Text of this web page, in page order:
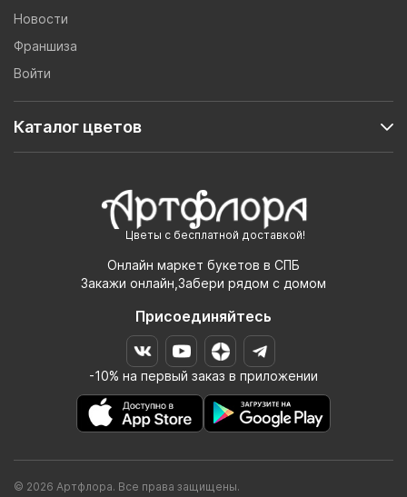
Цветы с бесплатной доставкой!
Онлайн маркет букетов в СПБ
Закажи онлайн,Забери рядом с домом
Присоединяйтесь
-10% на первый заказ в приложении
Новости
Франшиза
Войти
Каталог цветов
© 2026 Артфлора. Все права защищены.